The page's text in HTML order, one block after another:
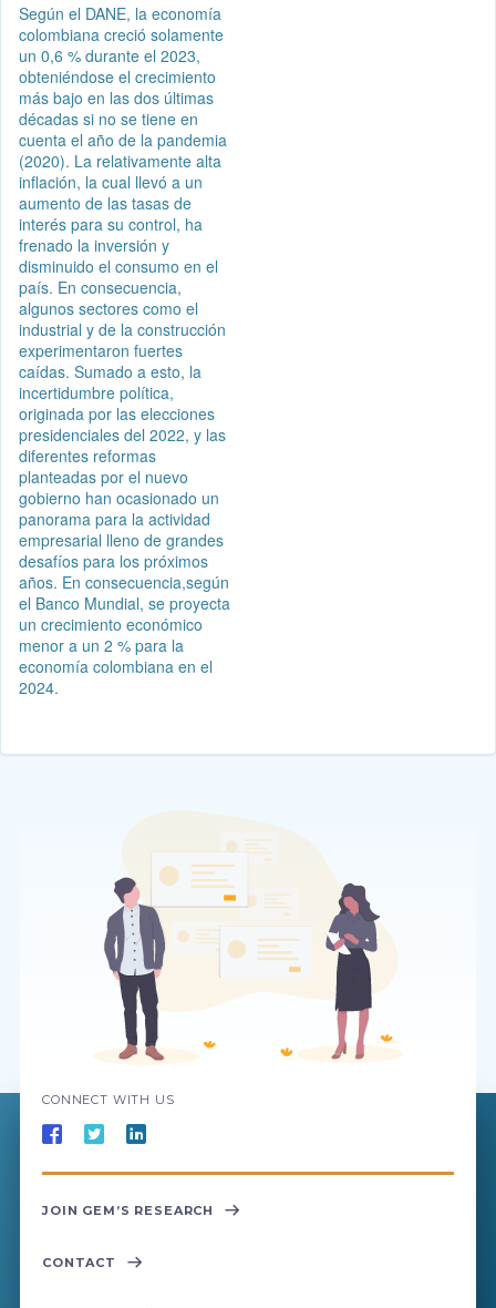
Según el DANE, la economía
colombiana creció solamente
un 0,6 % durante el 2023,
obteniéndose el crecimiento
más bajo en las dos últimas
décadas si no se tiene en
cuenta el año de la pandemia
(2020). La relativamente alta
inflación, la cual llevó a un
aumento de las tasas de
interés para su control, ha
frenado la inversión y
disminuido el consumo en el
país. En consecuencia,
algunos sectores como el
industrial y de la construcción
experimentaron fuertes
caídas. Sumado a esto, la
incertidumbre política,
originada por las elecciones
presidenciales del 2022, y las
diferentes reformas
planteadas por el nuevo
gobierno han ocasionado un
panorama para la actividad
empresarial lleno de grandes
desafíos para los próximos
años. En consecuencia,según
el Banco Mundial, se proyecta
un crecimiento económico
menor a un 2 % para la
economía colombiana en el
2024.
CONNECT WITH US
JOIN GEM’S RESEARCH
CONTACT